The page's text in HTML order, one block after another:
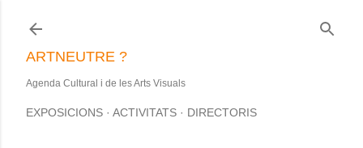
ARTNEUTRE ?
Agenda Cultural i de les Arts Visuals
EXPOSICIONS ACTIVITATS DIRECTORIS